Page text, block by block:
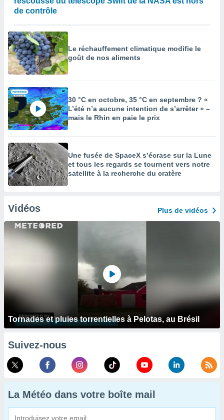
de contrôle
Le réchauffement climatique modifie le
goût de nos aliments
30 °C en octobre, 35 °C en septembre ? «
L’été n’a aucune intention de s’arrêter » –
mais le Rhin en paie le prix
Une fusée de SpaceX s’écrase sur la Lune
et tous les regards se tournent vers notre
satellite à la recherche du cratère
Vidéos Plus de vidéos
Tornades et pluies torrentielles à Pelotas, au Brésil
Suivez-nous
La Météo dans votre boîte mail